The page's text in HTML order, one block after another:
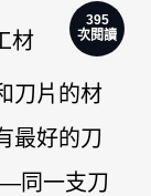
395
次閱讀
材
刀片的材
最好的刀
同一支刀